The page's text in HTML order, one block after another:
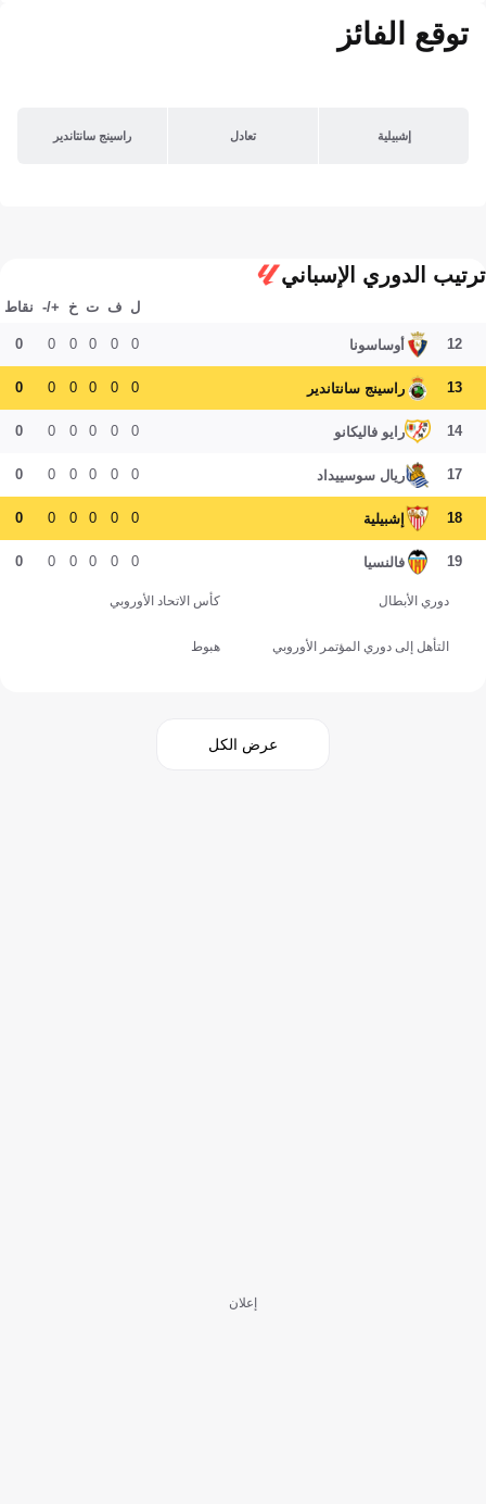
توقع الفائز
إشبيلية تعادل راسينج سانتاندير
ترتيب الدوري الإسباني
ل ف ت خ +/- نقاط
12 أوساسونا 0
0
0
0
0
0
13 راسينج سانتاندير 0
0
0
0
0
0
14 رايو فاليكانو 0
0
0
0
0
0
17 ريال سوسييداد 0
0
0
0
0
0
18 إشبيلية 0
0
0
0
0
0
19 فالنسيا 0
0
0
0
0
0
دوري الأبطال كأس الاتحاد الأوروبي
التأهل إلى دوري المؤتمر الأوروبي هبوط
عرض الكل
إعلان